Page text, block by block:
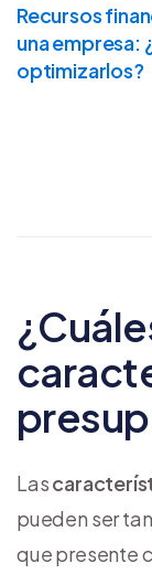
Recursos
una empresa:
optimizarlos?
Las
pueden ser
que presente